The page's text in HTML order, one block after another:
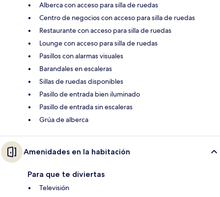
Alberca con acceso para silla de ruedas
Centro de negocios con acceso para silla de ruedas
Restaurante con acceso para silla de ruedas
Lounge con acceso para silla de ruedas
Pasillos con alarmas visuales
Barandales en escaleras
Sillas de ruedas disponibles
Pasillo de entrada bien iluminado
Pasillo de entrada sin escaleras
Grúa de alberca
Amenidades en la habitación
Para que te diviertas
Televisión